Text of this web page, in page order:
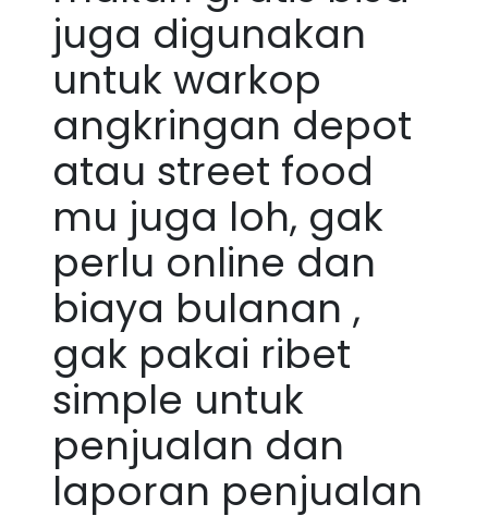
juga digunakan
untuk warkop
angkringan depot
atau street food
mu juga loh, gak
perlu online dan
biaya bulanan ,
gak pakai ribet
simple untuk
penjualan dan
laporan penjualan